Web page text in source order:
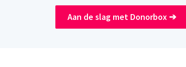
Aan de slag met Donorbox ➔